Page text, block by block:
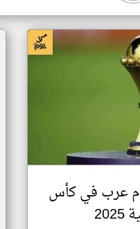
نجوم عرب في كأس